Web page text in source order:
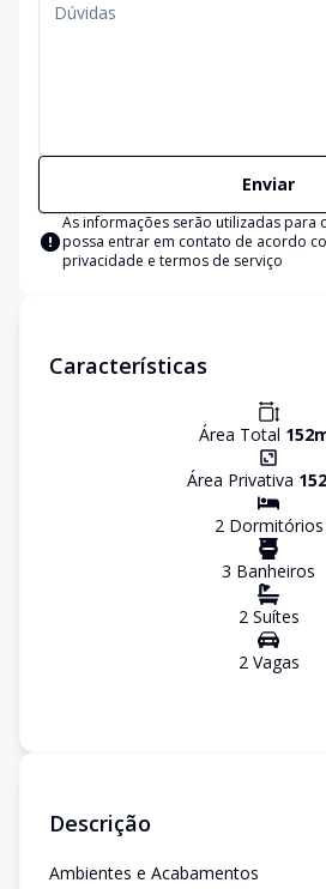
Enviar
As informações serão utilizadas para
possa entrar em contato de acordo
privacidade e termos de serviço
Características
Área Total 152
Área Privativa 152
2Dormitórios
3 Banheiros
2Suítes
2Vagas
Descrição
Ambientes e Acabamentos